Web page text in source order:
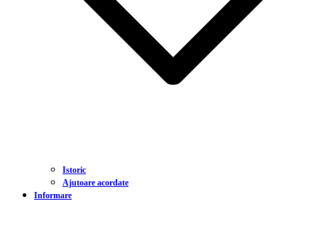
Istoric
Ajutoare acordate
Informare